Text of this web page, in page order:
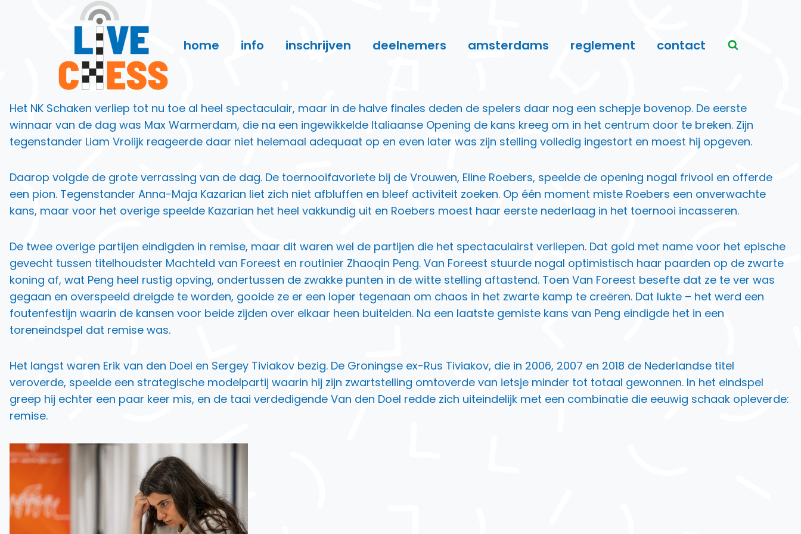
home info inschrijven deelnemers amsterdams reglement contact
Het NK Schaken verliep tot nu toe al heel spectaculair, maar in de halve finales deden de spelers daar nog een schepje bovenop. De eerste
winnaar van de dag was Max Warmerdam, die na een ingewikkelde Italiaanse Opening de kans kreeg om in het centrum door te breken. Zijn
tegenstander Liam Vrolijk reageerde daar niet helemaal adequaat op en even later was zijn stelling volledig ingestort en moest hij opgeven.
Daarop volgde de grote verrassing van de dag. De toernooifavoriete bij de Vrouwen, Eline Roebers, speelde de opening nogal frivool en offerde
een pion. Tegenstander Anna-Maja Kazarian liet zich niet afbluffen en bleef activiteit zoeken. Op één moment miste Roebers een onverwachte
kans, maar voor het overige speelde Kazarian het heel vakkundig uit en Roebers moest haar eerste nederlaag in het toernooi incasseren.
De twee overige partijen eindigden in remise, maar dit waren wel de partijen die het spectaculairst verliepen. Dat gold met name voor het epische
gevecht tussen titelhoudster Machteld van Foreest en routinier Zhaoqin Peng. Van Foreest stuurde nogal optimistisch haar paarden op de zwarte
koning af, wat Peng heel rustig opving, ondertussen de zwakke punten in de witte stelling aftastend. Toen Van Foreest besefte dat ze te ver was
gegaan en overspeeld dreigde te worden, gooide ze er een loper tegenaan om chaos in het zwarte kamp te creëren. Dat lukte – het werd een
foutenfestijn waarin de kansen voor beide zijden over elkaar heen buitelden. Na een laatste gemiste kans van Peng eindigde het in een
toreneindspel dat remise was.
Het langst waren Erik van den Doel en Sergey Tiviakov bezig. De Groningse ex-Rus Tiviakov, die in 2006, 2007 en 2018 de Nederlandse titel
veroverde, speelde een strategische modelpartij waarin hij zijn zwartstelling omtoverde van ietsje minder tot totaal gewonnen. In het eindspel
greep hij echter een paar keer mis, en de taai verdedigende Van den Doel redde zich uiteindelijk met een combinatie die eeuwig schaak opleverde:
remise.